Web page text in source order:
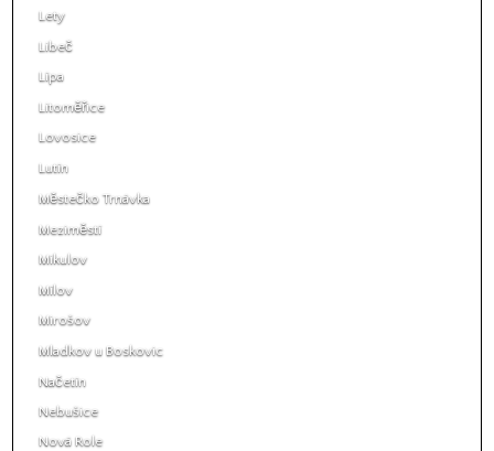
Lety
Libeč
Lípa
Litoměřice
Lovosice
Lutín
Městečko Trnávka
Meziměstí
Mikulov
Mílov
Mirošov
Mladkov u Boskovic
Načetín
Nebušice
Nová Role